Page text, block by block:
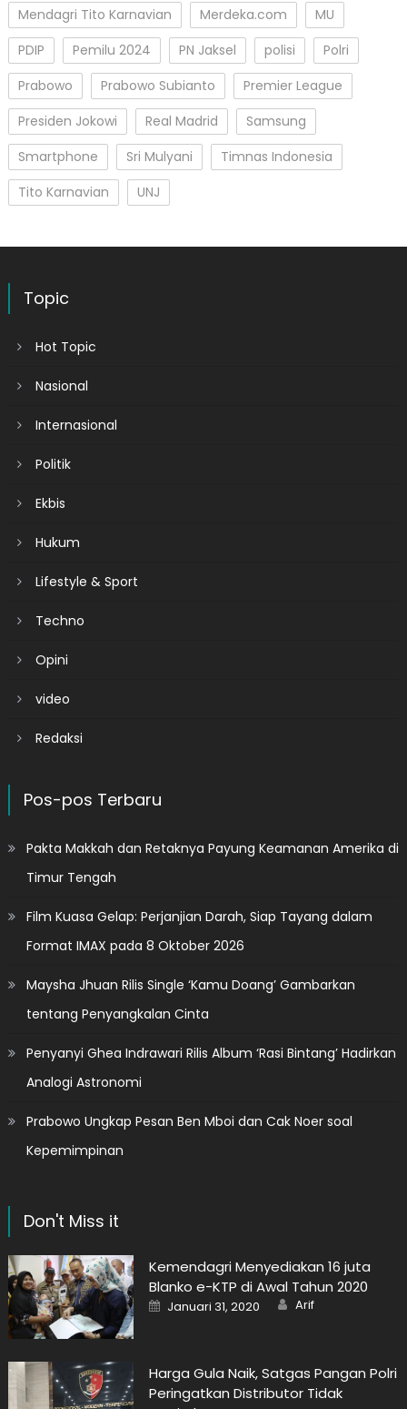
Mendagri Tito Karnavian
Merdeka.com
MU
PDIP
Pemilu 2024 PN Jaksel polisi
Polri
Prabowo
Prabowo Subianto
Premier League
Presiden Jokowi
Real Madrid
Samsung
Smartphone
Sri Mulyani
Timnas Indonesia
Tito Karnavian
UNJ
Topic
Hot Topic
Nasional
Internasional
Politik
Ekbis
Hukum
Lifestyle & Sport
Techno
Opini
video
Redaksi
Pos-pos Terbaru
Pakta Makkah dan Retaknya Payung Keamanan Amerika di
Timur Tengah
Film Kuasa Gelap: Perjanjian Darah, Siap Tayang dalam
Format IMAX pada 8 Oktober 2026
Maysha Jhuan Rilis Single ‘Kamu Doang’ Gambarkan
tentang Penyangkalan Cinta
Penyanyi Ghea Indrawari Rilis Album ‘Rasi Bintang’ Hadirkan
Analogi Astronomi
Prabowo Ungkap Pesan Ben Mboi dan Cak Noer soal
Kepemimpinan
Don't Miss it
Kemendagri Menyediakan 16 juta
Blanko e-KTP di Awal Tahun 2020
Posted
on
Januari 31, 2020 Author
Arif
Harga Gula Naik, Satgas Pangan Polri
Peringatkan Distributor Tidak